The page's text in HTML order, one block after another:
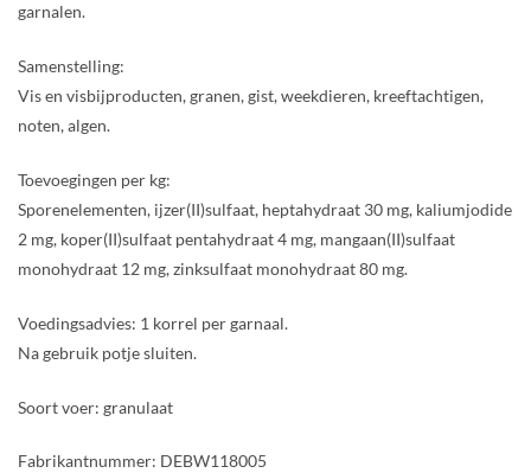
garnalen.
Samenstelling:
Vis en visbijproducten, granen, gist, weekdieren, kreeftachtigen,
noten, algen.
Toevoegingen per kg:
Sporenelementen, ijzer(II)sulfaat, heptahydraat 30 mg, kaliumjodide
2 mg, koper(II)sulfaat pentahydraat 4 mg, mangaan(II)sulfaat
monohydraat 12 mg, zinksulfaat monohydraat 80 mg.
Voedingsadvies: 1 korrel per garnaal.
Na gebruik potje sluiten.
Soort voer: granulaat
Fabrikantnummer: DEBW118005